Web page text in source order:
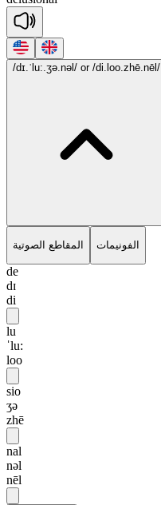
/dɪ.ˈlu:.ʒə.nəl/ or /di.loo.zhē.nēl/
المقاطع الصوتية الفونيمات
de
dɪ
di
lu
ˈlu:
loo
sio
ʒə
zhē
nal
nəl
nēl